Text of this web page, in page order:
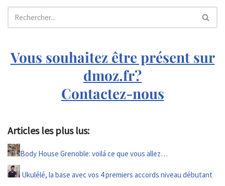
Vous souhaitez être présent sur
dmoz.fr?
Contactez-nous
Articles les plus lus:
Body House Grenoble: voilá ce que vous allez…
Ukulélé, la base avec vos 4 premiers accords niveau débutant